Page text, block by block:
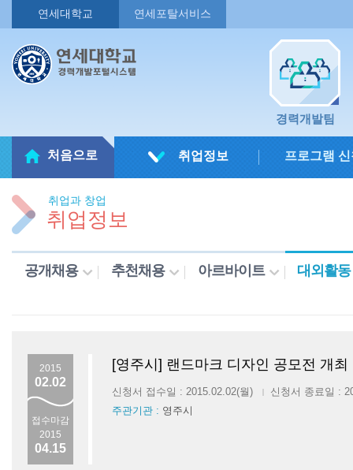
연세대학교 연세포탈서비스
경력개발팀
처음으로 취업정보 프로그램
취업과 창업
취업정보
공개채용 추천채용 아르바이트 대외활동
2015
02.02
접수마감
2015
04.15
[영주시] 랜드마크 디자인 공모전 개최
신청서 접수일 : 2015.02.02(월) |
신청서 종료일 :
주관기관 : 영주시